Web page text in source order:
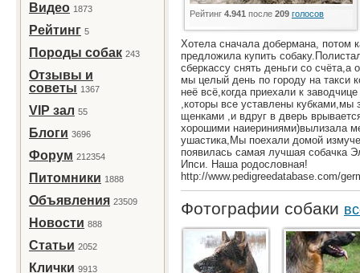
Видео 1873
Рейтинг 5
Породы собак 243
Отзывы и
советы 1367
VIP зал 55
Блоги 3696
Форум 212354
Питомники 1888
Объявления 23509
Новости 888
Статьи 2052
Клички 9913
Рейтинг 4.941 после 209 голосов
Хотела сначала добермана, потом
предложила купить
сберкассу снять деньги со
мы целый день по городу на такси
неё всё,когда приехали к
,которы все уставлены кубками,мы
щенками ,и вдруг в дверь
хорошими наиериниями)вылизала
ушастика,Мы поехали домой
появилась самая лучшая собачка
Ипси. Наша родословная!
http://www.pedigreedatabase.com/
Фотографии собаки